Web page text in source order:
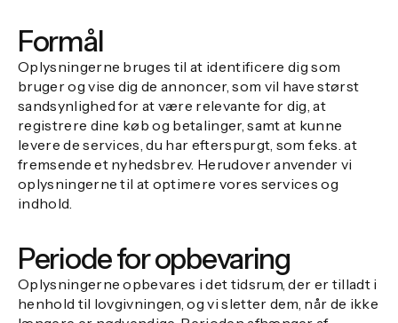
Formål
Oplysningerne bruges til at identificere dig som
bruger og vise dig de annoncer, som vil have størst
sandsynlighed for at være relevante for dig, at
registrere dine køb og betalinger, samt at kunne
levere de services, du har efterspurgt, som f.eks. at
fremsende et nyhedsbrev. Herudover anvender vi
oplysningerne til at optimere vores services og
indhold.
Periode for opbevaring
Oplysningerne opbevares i det tidsrum, der er tilladt i
henhold til lovgivningen, og vi sletter dem, når de ikke